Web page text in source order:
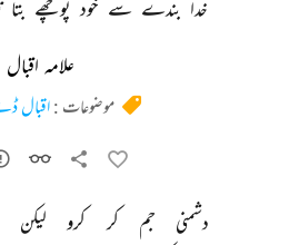
خدا بندے سے خود پوچھے بتا
علامہ اقبال
موضوعات :اقبال
دشمنی جم کر کرو لیکن